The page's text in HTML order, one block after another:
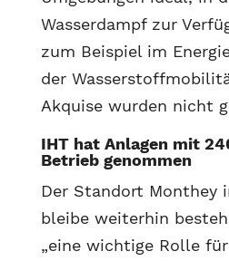
Wasserdampf zur
zum Beispiel im
der
Akquise wurden nicht
IHT hat Anlagen mit
Betrieb genommen
Der Standort Monthey
bleibe weiterhin
„eine wichtige Rolle